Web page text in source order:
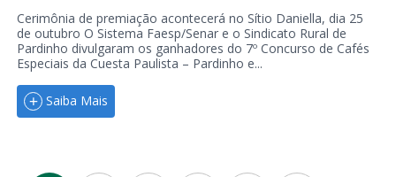
Cerimônia de premiação acontecerá no Sítio Daniella, dia 25
de outubro O Sistema Faesp/Senar e o Sindicato Rural de
Pardinho divulgaram os ganhadores do 7º Concurso de Cafés
Especiais da Cuesta Paulista – Pardinho e...
Saiba Mais